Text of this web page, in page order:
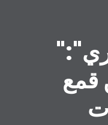
"قانون غش الحزب الجمهوري":
قمع